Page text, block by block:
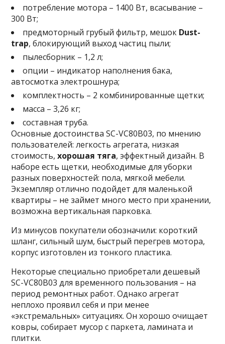
потребление мотора – 1400 Вт, всасывание –
300 Вт;
предмоторный грубый фильтр, мешок Dust-
trap, блокирующий выход частиц пыли;
пылесборник – 1,2 л;
опции – индикатор наполнения бака,
автосмотка электрошнура;
комплектность – 2 комбинированные щетки;
масса – 3,26 кг;
составная труба.
Основные достоинства SC-VC80B03, по мнению
пользователей: легкость агрегата, низкая
стоимость, хорошая тяга, эффектный дизайн. В
наборе есть щетки, необходимые для уборки
разных поверхностей: пола, мягкой мебели.
Экземпляр отлично подойдет для маленькой
квартиры – не займет много место при хранении,
возможна вертикальная парковка.
Из минусов покупатели обозначили: короткий
шланг, сильный шум, быстрый перегрев мотора,
корпус изготовлен из тонкого пластика.
Некоторые специально приобретали дешевый
SC-VC80B03 для временного пользования – на
период ремонтных работ. Однако агрегат
неплохо проявил себя и при менее
«экстремальных» ситуациях. Он хорошо очищает
ковры, собирает мусор с паркета, ламината и
плитки.